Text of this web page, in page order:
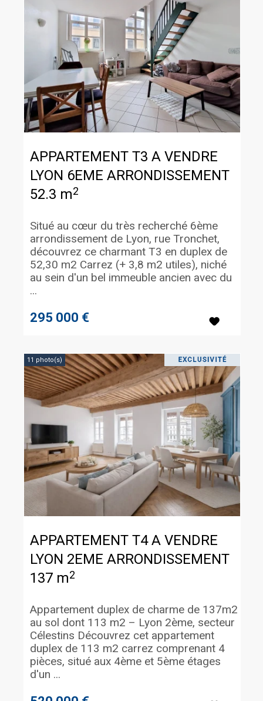
APPARTEMENT T3 A VENDRE
LYON 6EME ARRONDISSEMENT
52.3 m2
295 000 €
Situé au cœur du très recherché 6ème
arrondissement de Lyon, rue Tronchet,
découvrez ce charmant T3 en duplex de
52,30 m2 Carrez (+ 3,8 m2 utiles), niché
au sein d'un bel immeuble ancien avec du
...
11 photo(s)
APPARTEMENT T4 A VENDRE
LYON 2EME ARRONDISSEMENT
137 m2
Appartement duplex de charme de 137m2
au sol dont 113 m2 – Lyon 2ème, secteur
Célestins Découvrez cet appartement
duplex de 113 m2 carrez comprenant 4
pièces, situé aux 4ème et 5ème étages
d'un ...